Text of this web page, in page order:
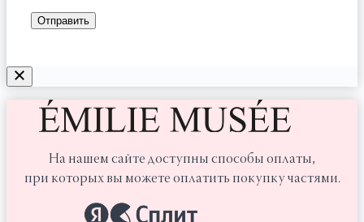
На нашем сайте доступны способы оплаты,
при которых вы можете оплатить покупку частями.